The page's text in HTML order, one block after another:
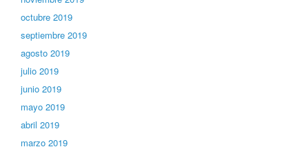
octubre 2019
septiembre 2019
agosto 2019
julio 2019
junio 2019
mayo 2019
abril 2019
marzo 2019